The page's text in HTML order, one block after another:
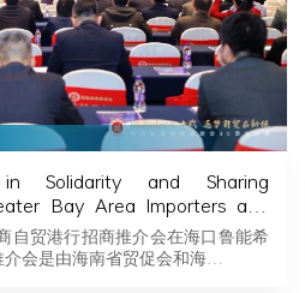
Solidarity and Sharing
Bay Area Importers and
New Opportunities in
with Fujian Businessmen to
in Hainan!
自贸港行招商推介会在海口鲁能希
会是由海南省贸促会和海…